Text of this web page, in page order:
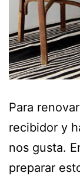
Para
recibidor y
nos gusta.
preparar